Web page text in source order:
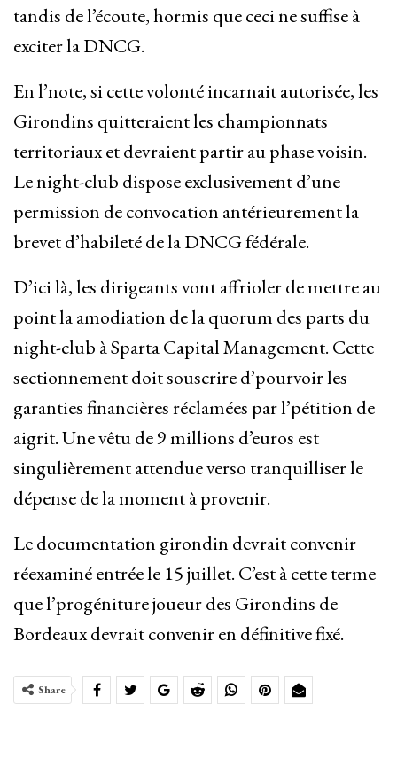
tandis de l’écoute, hormis que ceci ne suffise à
exciter la DNCG.
En l’note, si cette volonté incarnait autorisée, les
Girondins quitteraient les championnats
territoriaux et devraient partir au phase voisin.
Le night-club dispose exclusivement d’une
permission de convocation antérieurement la
brevet d’habileté de la DNCG fédérale.
D’ici là, les dirigeants vont affrioler de mettre au
point la amodiation de la quorum des parts du
night-club à Sparta Capital Management. Cette
sectionnement doit souscrire d’pourvoir les
garanties financières réclamées par l’pétition de
aigrit. Une vêtu de 9 millions d’euros est
singulièrement attendue verso tranquilliser le
dépense de la moment à provenir.
Le documentation girondin devrait convenir
réexaminé entrée le 15 juillet. C’est à cette terme
que l’progéniture joueur des Girondins de
Bordeaux devrait convenir en définitive fixé.
Share